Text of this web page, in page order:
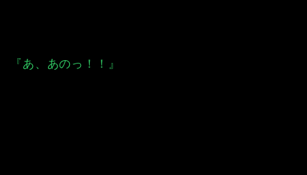
『あ、あのっ！！』